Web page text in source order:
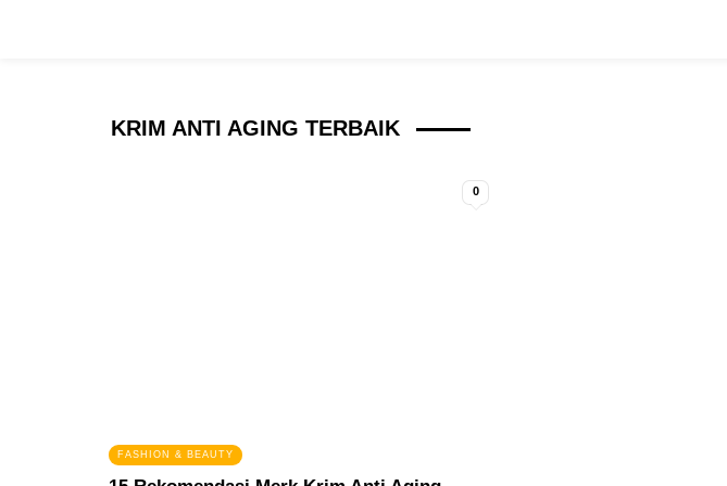
KRIM ANTI AGING TERBAIK
0
FASHION & BEAUTY